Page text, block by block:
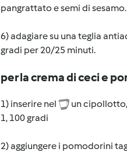
pangrattato e semi di sesamo.
6) adagiare su una teglia
gradi per 20/25 minuti.
per la crema di ceci e
1) inserire nel
un cipollotto,
1, 100 gradi
2) aggiungere i pomodorini